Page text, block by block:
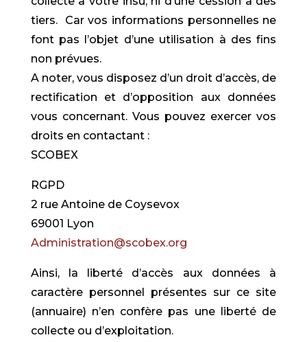
tiers. Car vos informations personnelles ne
font pas l’objet d’une utilisation à des fins
non prévues.
A noter, vous disposez d’un droit d’accès, de
rectification et d’opposition aux données
vous concernant. Vous pouvez exercer vos
droits en contactant :
SCOBEX
RGPD
2 rue Antoine de Coysevox
69001 Lyon
Administration@scobex.org
Ainsi, la liberté d’accès aux données à
caractère personnel présentes sur ce site
(annuaire) n’en confère pas une liberté de
collecte ou d’exploitation.